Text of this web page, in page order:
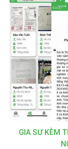
GIA SƯ KÈM